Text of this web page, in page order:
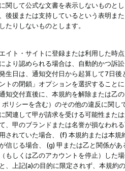
関して公式な文書を表示しないもの
後援または支持しているという表明ま
たりしないものとします。
イト・サイトに登録または利用した時
より認められる場合は、自動的かつ訴
生日は、通知交付日から起算して7日
トの閉鎖」オプションを選択するこ
知交付直後に、本規約を解除または乙
リシーを含む）のその他の違反に関
関連して甲が請求を受ける可能性また
、甲のブランドまたは名誉が損なわれ
されていた場合、 (f) 本規約または本
信じる場合、 (g) 甲または乙と関係が
もしくは乙のアカウントを停止）した
、上記(a)の目的に限定されず、本規